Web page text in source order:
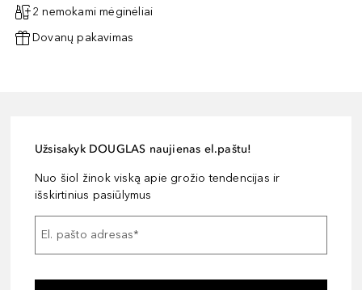
2 nemokami mėginėliai
Dovanų pakavimas
Užsisakyk DOUGLAS naujienas el.paštu!
Nuo šiol žinok viską apie grožio tendencijas ir
išskirtinius pasiūlymus
El. pašto adresas*